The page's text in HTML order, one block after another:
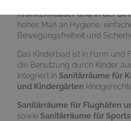
Krankenhäuser und in der
hohes Maß an Hygiene,
Bewegungsfreiheit und
Das Kinderbad ist in Form und
die Benutzung durch Kinder
integriert in Sanitärräume für
und Kindergärten
Sanitärräume für Flughäfen
sowie Sanitärräume für